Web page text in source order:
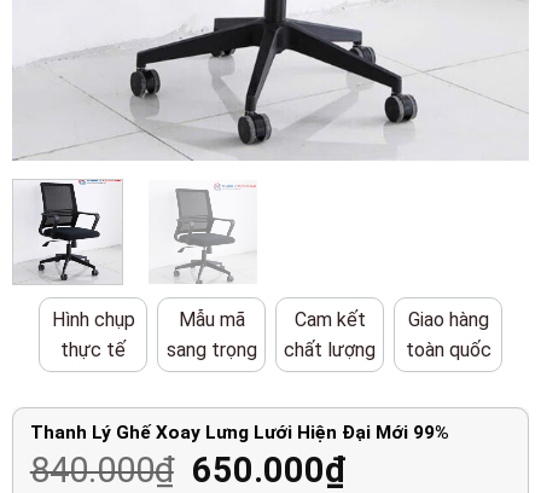
Hình chụp
thực tế
Mẫu mã
sang trọng
Cam kết
chất lượng
Giao hàng
toàn quốc
Thanh Lý Ghế Xoay Lưng Lưới Hiện Đại Mới 99%
840.000₫ Giá
650.000₫Giá